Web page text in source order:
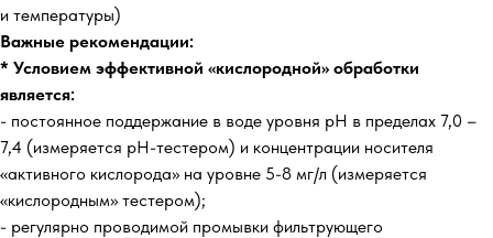
и температуры)
Важные рекомендации:
* Условием эффективной «кислородной» обработки
является:
- постоянное поддержание в воде уровня рН в пределах 7,0 –
7,4 (измеряется рН-тестером) и концентрации носителя
«активного кислорода» на уровне 5-8 мг/л (измеряется
«кислородным» тестером);
- регулярно проводимой промывки фильтрующего